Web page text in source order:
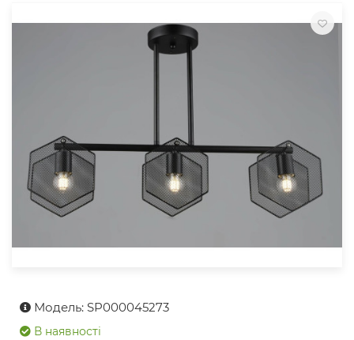
Модель: SP000045273
В наявності